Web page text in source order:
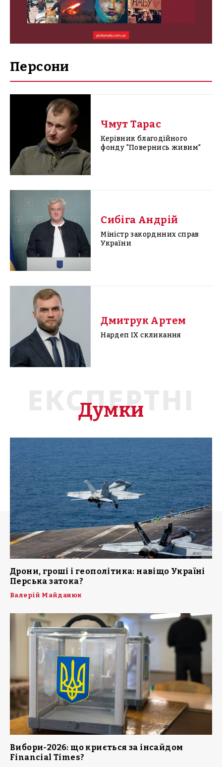
Персони
Чмут Тарас
Керівник благодійного
фонду "Повернись живим"
Сибіга Андрій
Міністр закорднних справ
України
Дмитрук Артем
Нардеп IX скликання
ЕКСПЕРТНІ
Думки
Дрони, гроші і геополітика: навіщо Україні
Перська затока?
Валерій Майданюк
Вибори-2026: що криється за інсайдом
Financial Times?